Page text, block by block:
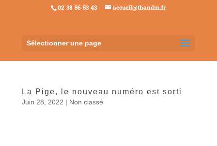
02 38 56 53 43 accueil@thandm.fr
Sélectionner une page
La Pige, le nouveau numéro est sorti
Juin 28, 2022 | Non classé